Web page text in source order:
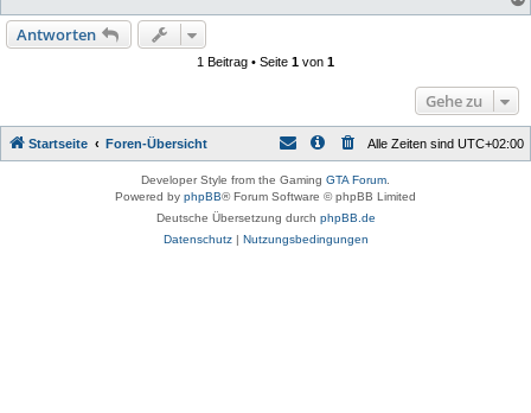
Antworten
1 Beitrag • Seite 1 von 1
Gehe zu
Startseite Foren-Übersicht Alle Zeiten sind UTC+02:00
Developer Style from the Gaming GTA Forum
Powered by phpBB® Forum Software © phpBB Limited
Deutsche Übersetzung durch phpBB.de
Datenschutz| Nutzungsbedingungen